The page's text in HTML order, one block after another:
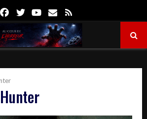
FacebookTwitterYoutube
Email